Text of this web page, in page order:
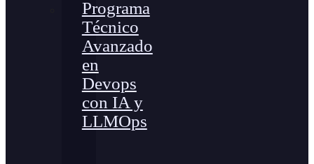
Programa
Técnico
Avanzado
en
Devops
con IA y
LLMOps